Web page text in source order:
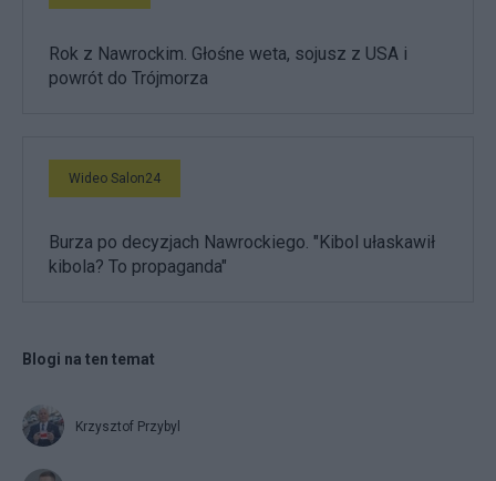
Rok z Nawrockim. Głośne weta, sojusz z USA i
powrót do Trójmorza
Wideo Salon24
Burza po decyzjach Nawrockiego. "Kibol ułaskawił
kibola? To propaganda"
Blogi na ten temat
Krzysztof Przybyl